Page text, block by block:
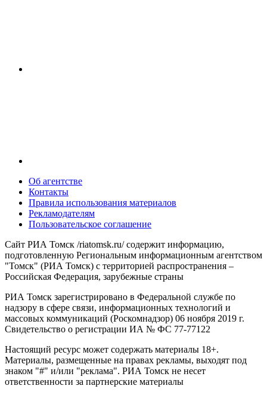
Об агентстве
Контакты
Правила использования материалов
Рекламодателям
Пользовательское соглашение
Сайт РИА Томск /riatomsk.ru/ содержит информацию,
подготовленную Региональным информационным агентством
"Томск" (РИА Томск) с территорией распространения –
Российская Федерация, зарубежные страны
РИА Томск зарегистрировано в Федеральной службе по
надзору в сфере связи, информационных технологий и
массовых коммуникаций (Роскомнадзор) 06 ноября 2019 г.
Свидетельство о регистрации ИА № ФС 77-77122
Настоящий ресурс может содержать материалы 18+.
Материалы, размещенные на правах рекламы, выходят под
знаком "#" и/или "реклама". РИА Томск не несет
ответственности за партнерские материалы